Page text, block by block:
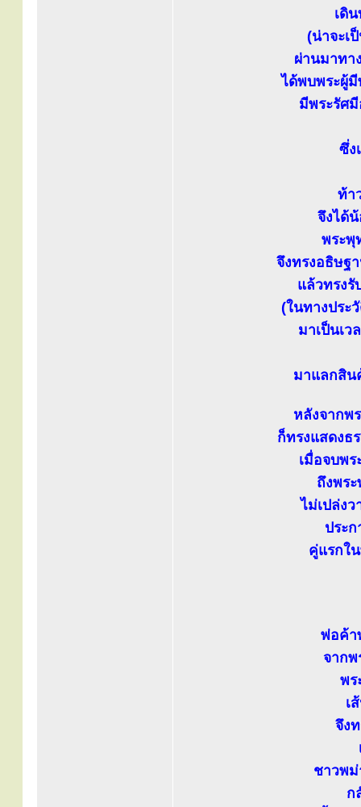
เดิ
(น่าจะเ
ผ่านมาทา
ได้พบพระผู้
มีพระรัศ
ซึ่ง
ท้า
จึงได้
พระพุ
จึงทรงอธิษฐ
แล้วทรง
(ในทางประ
มาเป็นเ
มาแลกสิน
หลังจากพ
ก็ทรงแสดงธ
เมื่อจบพ
ถึงพร
ไม่เปล่ง
ประ
คู่แรกใ
พ่อค้า
จากพ
พร
เ
จึง
ชาวพม่
ก